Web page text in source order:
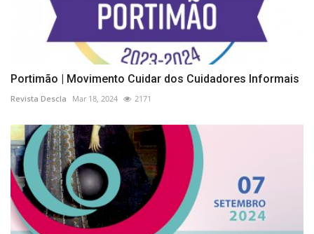
Portimão | Movimento Cuidar dos Cuidadores Informais
Revista Descla Mar 18, 2024 2171